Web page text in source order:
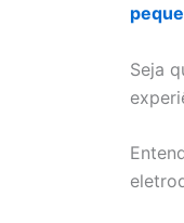
Seja